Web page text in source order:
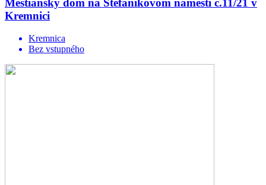
Kremnici
Kremnica
Bez vstupného